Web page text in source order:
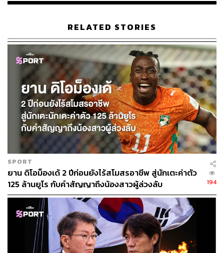
สามารถสร้างสรรค์ประตูด้วยตัวเองได้เช่นกันถ้าทีมมัวแต่
แต่ความน่ากลัวของแมนเชสเตอร์ ซิตี้ที่แท้จริงนั้นมาจากทีม
โดยรวมของพวกเขาทั้งทีม ย้อนกลับไปในศึกแชมเปียนส์ลีก
รอบชิงชนะเลิศของพวกเขา ในม้านั่งสำรอง มีผู้เล่นทั้ง ไคล์
วอล์กเกอร์, ฟิล โฟเดน, คาลวิน ฟิลลิปส์, ฮูเลียน อัลวาเรซ
และ อายเมริค ลาปอร์เต ผู้เล่นที่มีคุณภาพมากพอที่จะเป็นตัว
จริงให้กับหลายทีมในโลก
และด้วยคุณภาพและปริมาณจำนวนมหาศาลในทีม ทำให้ซิตี้
กลายเป็นทีมที่สม่ำเสมอที่สุดในลีก และความสม่ำเสมอคือสิ่ง
ที่สำคัญมากเวลาคุณเล่นในลีกที่แข่งอย่างลำบากและ
ยาวนาน
ถึงแม้ว่าทีมจะเสียผู้เล่นสำคัญอย่าง ริยาด มาห์เรซ และ อิล
คาย กุนโดกัน ไปในตลาดซื้อ-ขายนักเตะที่ผ่านมา แต่พวกเขา
ก็สามารถเสริมทีมได้ดีกับการนำ มาเตโอ โควาซิช กองกลาง
ชาวโครแอต และ ยอสโก กวาร์ดิโอล กองหลังค่าตัวแพงที่สุด
อันดับ 2 ของโลกมาเสริมทัพ ทำให้ทีมยิ่งแข็งแกร่งในเกม
แดนกลางและแดนหลังขึ้นไปอีก
RELATED STORIES
SPORT
ยาน ดิโอม็องเด้ 2 ปีก่อนยังไร้สโมสรอาชีพ สู่นักเตะค่าตัว
125 ล้านยูโร กับคำสัญญาถึงน้องสาวผู้ล่วงลับ
194